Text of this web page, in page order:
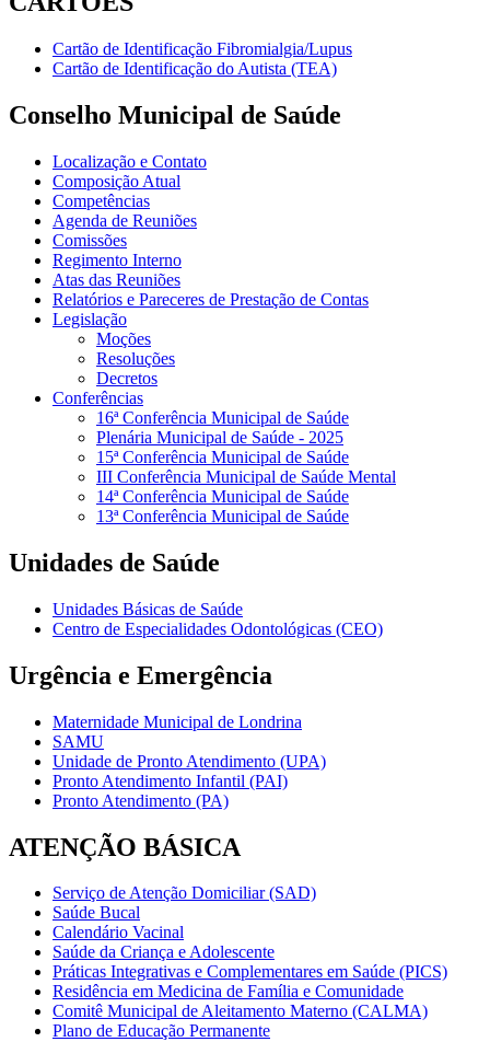
Cartão de Identificação Fibromialgia/Lupus
Cartão de Identificação do Autista (TEA)
Conselho Municipal de Saúde
Localização e Contato
Composição Atual
Competências
Agenda de Reuniões
Comissões
Regimento Interno
Atas das Reuniões
Relatórios e Pareceres de Prestação de Contas
Legislação
Moções
Resoluções
Decretos
Conferências
16ª Conferência Municipal de Saúde
Plenária Municipal de Saúde - 2025
15ª Conferência Municipal de Saúde
III Conferência Municipal de Saúde Mental
14ª Conferência Municipal de Saúde
13ª Conferência Municipal de Saúde
Unidades de Saúde
Unidades Básicas de Saúde
Centro de Especialidades Odontológicas (CEO)
Urgência e Emergência
Maternidade Municipal de Londrina
SAMU
Unidade de Pronto Atendimento (UPA)
Pronto Atendimento Infantil (PAI)
Pronto Atendimento (PA)
ATENÇÃO BÁSICA
Serviço de Atenção Domiciliar (SAD)
Saúde Bucal
Calendário Vacinal
Saúde da Criança e Adolescente
Práticas Integrativas e Complementares em Saúde (PICS)
Residência em Medicina de Família e Comunidade
Comitê Municipal de Aleitamento Materno (CALMA)
Plano de Educação Permanente